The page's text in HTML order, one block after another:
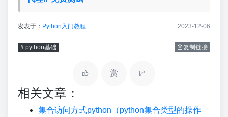
发表于： Python入门教程 2023-12-06
# python基础 复制链接
赏
相关文章：
集合访问方式python（python集合类型的操作